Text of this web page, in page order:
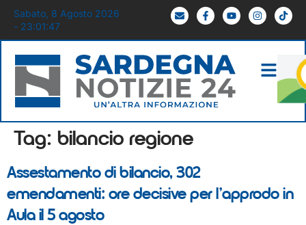
Sabato, 8 Agosto 2026
- 23:01:47
Tag: bilancio regione
Assestamento di bilancio, 302
emendamenti: ore decisive per l’approdo in
Aula il 5 agosto